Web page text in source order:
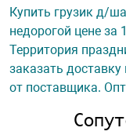
Купить грузик д/
недорогой цене за
Территория
заказать
от поставщика.